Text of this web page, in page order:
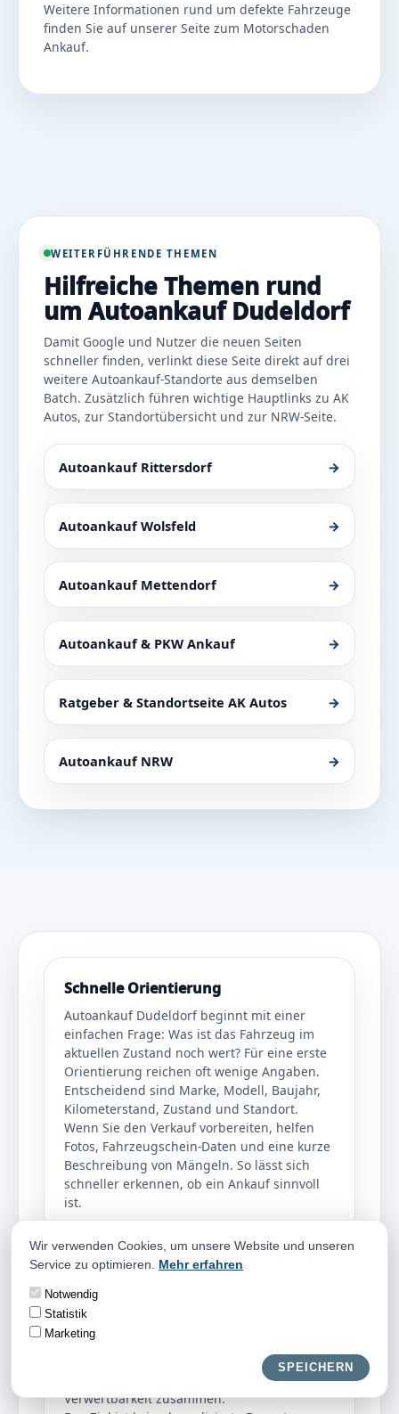
Weitere Informationen rund um defekte Fahrzeuge
finden Sie auf unserer Seite zum Motorschaden
Ankauf.
WEITERFÜHRENDE THEMEN
Hilfreiche Themen rund
um Autoankauf Dudeldorf
Damit Google und Nutzer die neuen Seiten
schneller finden, verlinkt diese Seite direkt auf drei
weitere Autoankauf-Standorte aus demselben
Batch. Zusätzlich führen wichtige Hauptlinks zu AK
Autos, zur Standortübersicht und zur NRW-Seite.
Autoankauf Rittersdorf →
Autoankauf Wolsfeld →
Autoankauf Mettendorf →
Autoankauf & PKW Ankauf →
Ratgeber & Standortseite AK Autos →
Autoankauf NRW →
Schnelle Orientierung
Autoankauf Dudeldorf beginnt mit einer
einfachen Frage: Was ist das Fahrzeug im
aktuellen Zustand noch wert? Für eine erste
Orientierung reichen oft wenige Angaben.
Entscheidend sind Marke, Modell, Baujahr,
Kilometerstand, Zustand und Standort.
Wenn Sie den Verkauf vorbereiten, helfen
Fotos, Fahrzeugschein-Daten und eine kurze
Beschreibung von Mängeln. So lässt sich
schneller erkennen, ob ein Ankauf sinnvoll
ist.
Faire Einschätzung
Eine faire Einschätzung betrachtet nicht nur
einzelne Schäden, sondern das gesamte
Fahrzeug. Beim Autoankauf Dudeldorf
zählen Pflegezustand, Ausstattung,
Nachfrage, Reparaturaufwand und
Verwertbarkeit zusammen.
Wir verwenden Cookies, um unsere Website und unseren
Service zu optimieren. Mehr erfahren
Notwendig
Statistik
Marketing
SPEICHERN